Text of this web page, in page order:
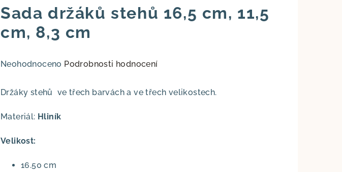
Sada držáků stehů 16,5 cm, 11,5
cm, 8,3 cm
Průměrné
produktu
0,0
5
Neohodnoceno Podrobnosti hodnocení
Držáky stehů ve třech barvách a ve třech velikostech.
Materiál: Hliník
Velikost:
16.50 cm